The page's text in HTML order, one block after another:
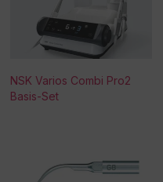
NSK Varios Combi Pro2
Basis-Set